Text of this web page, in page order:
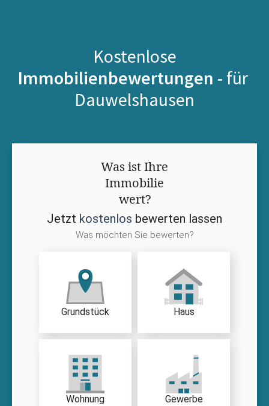
Kostenlose
Immobilienbewertungen - für
Dauwelshausen
Was ist Ihre
Immobilie
wert?
Jetzt kostenlos bewerten lassen
Was möchten Sie bewerten?
Grundstück Haus
Wohnung Gewerbe